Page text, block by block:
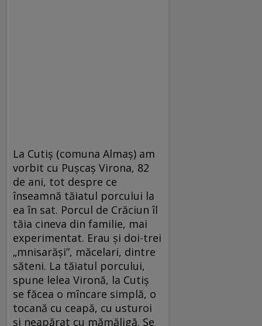
La Cutiș (comuna Almaș) am
vorbit cu Pușcaș Virona, 82
de ani, tot despre ce
înseamnă tăiatul porcului la
ea în sat. Porcul de Crăciun îl
tăia cineva din familie, mai
experimentat. Erau și doi-trei
„mnisarăși”, măcelari, dintre
săteni. La tăiatul porcului,
spune lelea Vironă, la Cutiș
se făcea o mîncare simplă, o
tocană cu ceapă, cu usturoi
și neapărat cu mămăligă. Se